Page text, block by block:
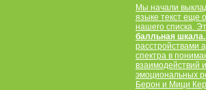
Мы начали
языке текст еще
нашего списка.
балльная шкала.
расстройствами
спектра в
взаимодействий
эмоциональных
Берон и Мици